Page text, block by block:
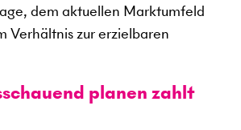
dem aktuellen Marktumfeld
Verhältnis zur erzielbaren
planen zahlt